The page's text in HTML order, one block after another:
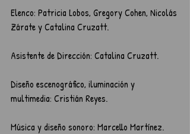
Elenco: Patricia Lobos, Gregory Cohen, Nicolás
Zárate y Catalina Cruzatt.
Asistente de Dirección: Catalina Cruzatt.
Diseño escenográfico, iluminación y
multimedia: Cristián Reyes.
Música y diseño sonoro: Marcello Martínez.